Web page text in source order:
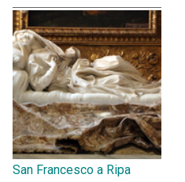
San Francesco a Ripa